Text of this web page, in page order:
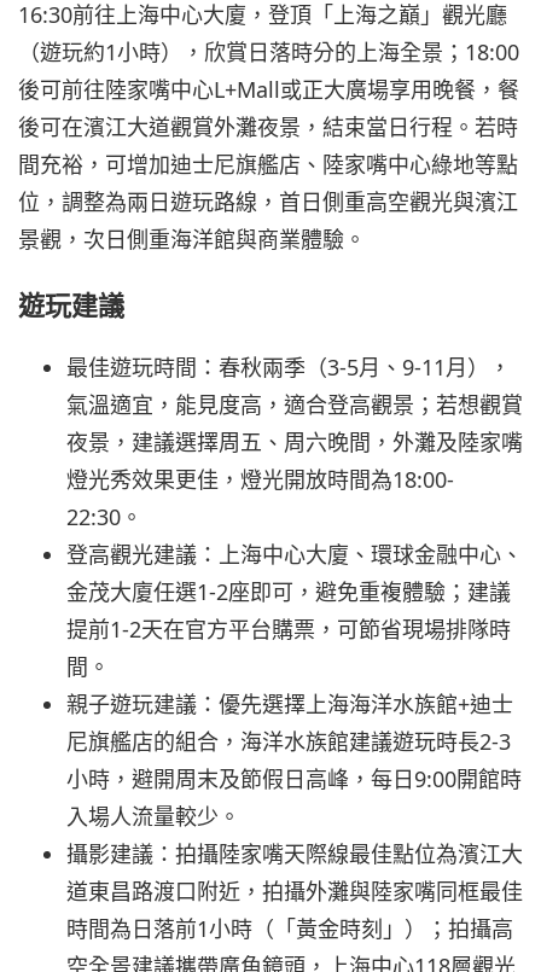
16:30前往上海中心大廈，登頂「上海之巔」觀光廳
（遊玩約1小時），欣賞日落時分的上海全景；18:00
後可前往陸家嘴中心L+Mall或正大廣場享用晚餐，餐
後可在濱江大道觀賞外灘夜景，結束當日行程。若時
間充裕，可增加迪士尼旗艦店、陸家嘴中心綠地等點
位，調整為兩日遊玩路線，首日側重高空觀光與濱江
景觀，次日側重海洋館與商業體驗。
遊玩建議
最佳遊玩時間：春秋兩季（3-5月、9-11月），
氣溫適宜，能見度高，適合登高觀景；若想觀賞
夜景，建議選擇周五、周六晚間，外灘及陸家嘴
燈光秀效果更佳，燈光開放時間為18:00-
22:30。
登高觀光建議：上海中心大廈、環球金融中心、
金茂大廈任選1-2座即可，避免重複體驗；建議
提前1-2天在官方平台購票，可節省現場排隊時
間。
親子遊玩建議：優先選擇上海海洋水族館+迪士
尼旗艦店的組合，海洋水族館建議遊玩時長2-3
小時，避開周末及節假日高峰，每日9:00開館時
入場人流量較少。
攝影建議：拍攝陸家嘴天際線最佳點位為濱江大
道東昌路渡口附近，拍攝外灘與陸家嘴同框最佳
時間為日落前1小時（「黃金時刻」）；拍攝高
空全景建議攜帶廣角鏡頭，上海中心118層觀光